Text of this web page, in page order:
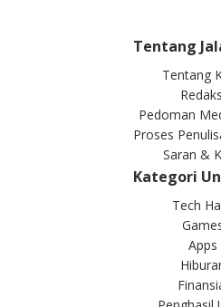
Tentang
Tentang
Pedoman
Proses
Saran &
Kategori
Tech
Apps